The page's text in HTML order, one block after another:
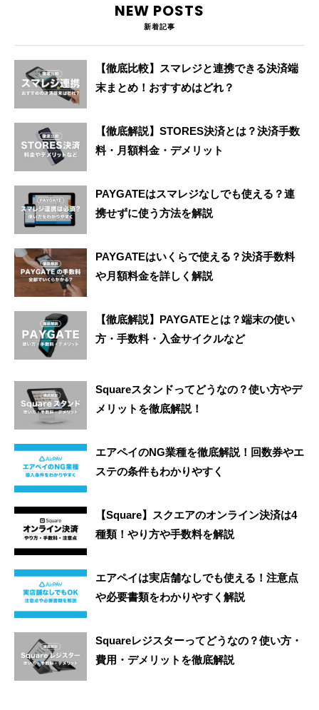
NEW POSTS
新着記事
【徹底比較】スマレジと連携できる決済端
末まとめ！おすすめはどれ？
【徹底解説】STORES決済とは？決済手数
料・月額料金・デメリット
PAYGATEはスマレジなしでも使える？連
携せずに使う方法を解説
PAYGATEはいくらで使える？決済手数料
や月額料金を詳しく解説
【徹底解説】PAYGATEとは？端末の使い
方・手数料・入金サイクルなど
Squareスタンドってどうなの？使い方やデ
メリットを徹底解説！
エアペイのNG業種を徹底解説！回数券やエ
ステの条件もわかりやすく
【Square】スクエアのオンライン決済は4
種類！やり方や手数料を解説
エアペイは実店舗なしでも使える！注意点
や必要書類をわかりやすく解説
Squareレジスターってどうなの？使い方・
費用・デメリットを徹底解説